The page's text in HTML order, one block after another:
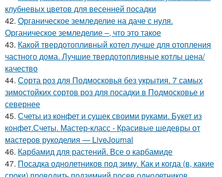
клубневых цветов для весенней посадки
42. Органическое земледелие на даче с нуля.
Органическое земледелие –, что это такое
43. Какой твердотопливный котел лучше для отопления
частного дома. Лучшие твердотопливные котлы цена/
качество
44. Сорта роз для Подмосковья без укрытия. 7 самых
зимостойких сортов роз для посадки в Подмосковье и
севернее
45. Счеты из конфет и сушек своими руками. Букет из
конфет.Счеты. Мастер-класс - Красивые шедевры от
мастеров рукоделия — LiveJournal
46. Карбамид для растений. Все о карбамиде
47. Посадка однолетников под зиму. Как и когда (в, какие